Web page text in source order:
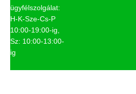
ügyfélszolgálat:
H-K-Sze-Cs-P
10:00-19:00-ig,
Sz: 10:00-13:00-
ig